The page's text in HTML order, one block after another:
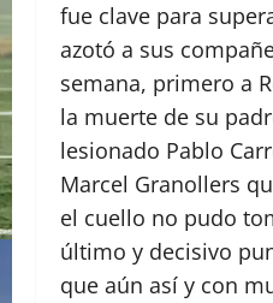
fue clave para
azotó a sus
semana, primero a
la muerte de su
lesionado Pablo
Marcel Granollers
el cuello no pudo
último y decisivo
que aún así y con